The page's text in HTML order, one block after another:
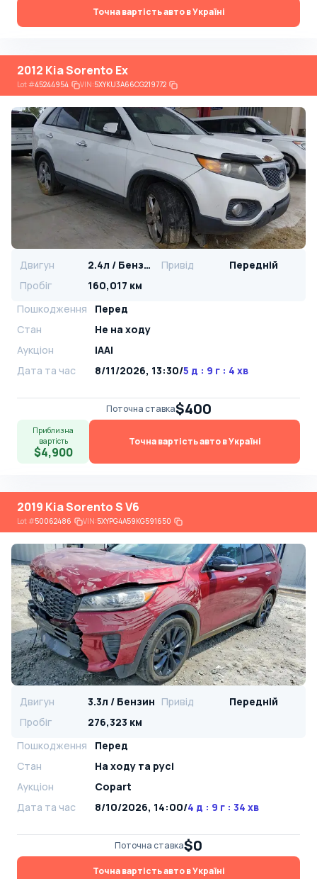
Точна вартість авто в Україні
2012 Kia Sorento Ex
Lot#45244954 VIN:5XYKU3A66CG219772
Двигун 2.4л / Бензин Привід
Передній
Пробіг
160,017 км
Пошкодження
Перед
Стан
Не на ходу
Аукціон
IAAI
Дата та час
8/11/2026, 13:30/5 д : 9 г : 4 хв
Поточна ставка$400
Приблизна
вартість
$4,900
Точна вартість авто в Україні
2019 Kia Sorento S V6
Lot#50062486 VIN:5XYPG4A59KG591650
Двигун 3.3л / Бензин Привід
Передній
Пробіг
276,323 км
Пошкодження
Перед
Стан
На ​​ходу та русі
Аукціон
Copart
Дата та час
8/10/2026, 14:00/4 д : 9 г : 34 хв
Поточна ставка$0
Точна вартість авто в Україні